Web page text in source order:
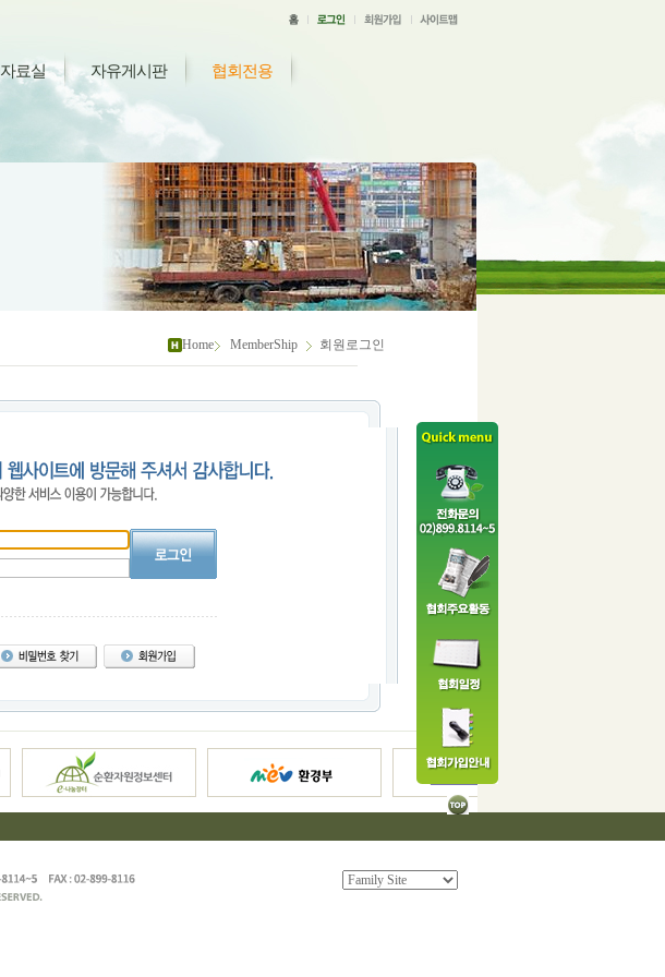
자료실 자유게시판 협회전용
Home MemberShip 회원로그인